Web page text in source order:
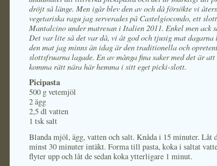
dröjt så länge. Men igår blev den av och då försökte vi
vegetariska ragu jag serverades på Castelgiocondo, ett
Mantalcino under matresan i Italien 2011. Enkel men ack
Det var lite så det var då, vi åt god och tjusig mat dagarna
den mat jag minns än idag är den traditionella och
slottsfruarna lagade. En av många fina saker med det är att
komma rätt nära här hemma i sitt eget picki-slott.
Picipasta
500 g vetemjöl
2 ägg
2,5 dl vatten
1 tsk salt
Blanda mjöl, ägg, vatten och salt. Knåda i 15 minuter. Låt
minst 30 minuter intäkt. Forma till pasta, koka i saltat
flyter upp och låt de sedan koka ytterligare 1 minut.